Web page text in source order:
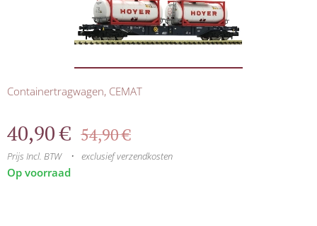
Containertragwagen, CEMAT
40,90€ 54,90€
Prijs Incl. BTW exclusief verzendkosten
Op voorraad